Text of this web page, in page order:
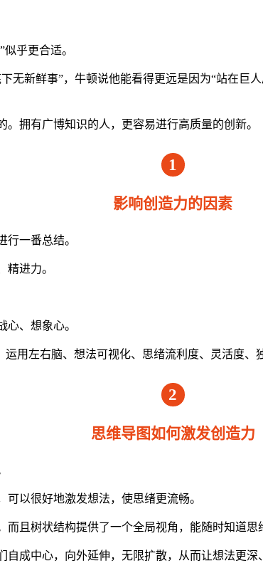
乎更合适。
无新鲜事”，牛顿说他能看得更远是因为“站在巨
拥有广博知识的人，更容易进行高质量的创新。
1
影响创造力的因素
一番总结。
进力。
、想象心。
用左右脑、想法可视化、思绪流利度、灵活度、
2
思维导图如何激发创造力
以很好地激发想法，使思绪更流畅。
且树状结构提供了一个全局视角，能随时知道思
成中心，向外延伸，无限扩散，从而让想法更